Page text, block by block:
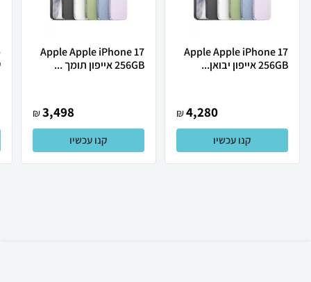
Apple Apple iPhone 17
256GB אייפון יבואן...
4,280
₪
קנו עכשיו
Apple Apple iPhone 17
256GB אייפון תומך ...
3,498
₪
קנו עכשיו